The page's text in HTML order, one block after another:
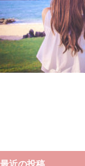
最近の投稿